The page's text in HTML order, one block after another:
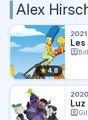
Alex
★4.8
2021
2020